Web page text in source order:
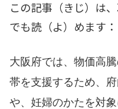
この記事（きじ）は
でも読（よ）めます：
大阪府では、物価高
帯を支援するため、
や、妊婦のかたを対